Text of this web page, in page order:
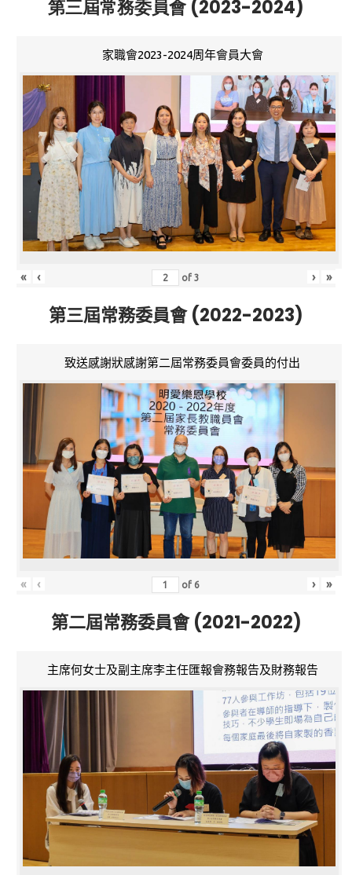
第三屆常務委員會 (2023-2024)
家職會2023-2024周年會員大會
« ‹ of3 › »
第三屆常務委員會 (2022-2023)
致送感謝狀感謝第二屆常務委員會委員的付出
« ‹ of 6 › »
第二屆常務委員會 (2021-2022)
主席何女士及副主席李主任匯報會務報告及財務報告